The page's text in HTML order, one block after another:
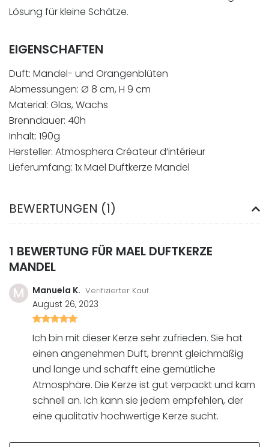
Lösung für kleine Schätze.
EIGENSCHAFTEN
Duft: Mandel- und Orangenblüten
Abmessungen: Ø 8 cm, H 9 cm
Material: Glas, Wachs
Brenndauer: 40h
Inhalt: 190g
Hersteller: Atmosphera Créateur d’intérieur
Lieferumfang: 1x Mael Duftkerze Mandel
BEWERTUNGEN (1)
1 BEWERTUNG FÜR MAEL DUFTKERZE
MANDEL
M Manuela K. Verifizierter Kauf
August 26, 2023
5
5
Ich bin mit dieser Kerze sehr zufrieden. Sie hat
einen angenehmen Duft, brennt gleichmäßig
und lange und schafft eine gemütliche
Atmosphäre. Die Kerze ist gut verpackt und kam
schnell an. Ich kann sie jedem empfehlen, der
eine qualitativ hochwertige Kerze sucht.